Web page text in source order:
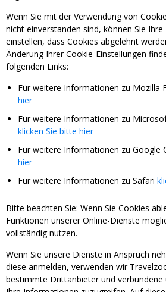
Wenn Sie mit der Verwendung von
nicht einverstanden sind, können Sie Ihre
einstellen, dass Cookies abgelehnt
Änderung Ihrer Cookie-Einstellungen
folgenden Links:
Für weitere Informationen zu Mozilla
hier
Für weitere Informationen zu
klicken Sie bitte hier
Für weitere Informationen zu Google
hier
Für weitere Informationen zu Safari
Bitte beachten Sie: Wenn Sie Cookies
Funktionen unserer Online-Dienste
vollständig nutzen.
Wenn Sie unsere Dienste in Anspruch
diese anmelden, verwenden wir
bestimmte Drittanbieter und